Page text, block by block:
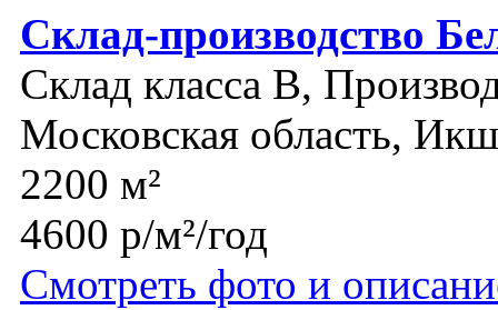
Склад-производство
Склад класса B,
Московская область,
2200 м²
4600 р/м²/год
Смотреть фото и